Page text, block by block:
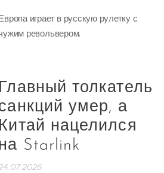
играет в русскую рулетку с
револьвером.
Главный толкатель
умер, а
Китай нацелился
Starlink